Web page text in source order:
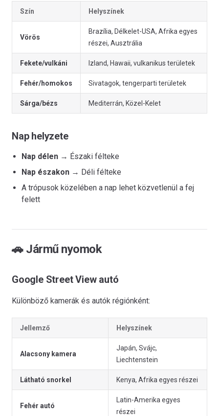
Szín Helyszínek
Vörös
Brazília, Délkelet-USA, Afrika egyes
részei, Ausztrália
Fekete/vulkáni Izland, Hawaii, vulkanikus területek
Fehér/homokos Sivatagok, tengerparti területek
Sárga/bézs Mediterrán, Közel-Kelet
Nap helyzete
Nap délen → Északi félteke
Nap északon → Déli félteke
A trópusok közelében a nap lehet közvetlenül a fej
felett
🚗 Jármű nyomok
Google Street View autó
Különböző kamerák és autók régiónként:
Jellemző Helyszínek
Alacsony kamera
Japán, Svájc,
Liechtenstein
Látható snorkel Kenya, Afrika egyes részei
Fehér autó
Latin-Amerika egyes
részei